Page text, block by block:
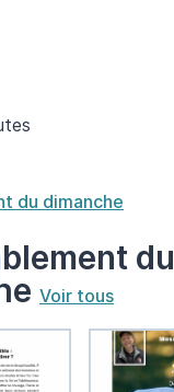
du dimanche
du
Voir tous